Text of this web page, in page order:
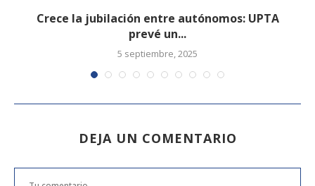
Crece la jubilación entre autónomos: UPTA
prevé un...
5 septiembre, 2025
DEJA UN COMENTARIO